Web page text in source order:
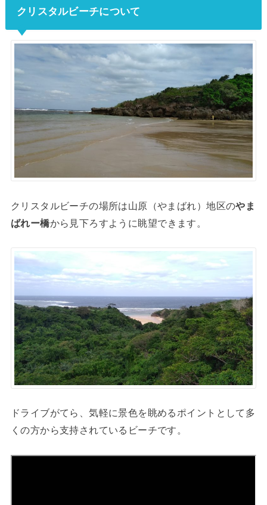
クリスタルビーチについて
クリスタルビーチの場所は山原（やまばれ）地区のやま
ばれー橋から見下ろすように眺望できます。
ドライブがてら、気軽に景色を眺めるポイントとして多
くの方から支持されているビーチです。